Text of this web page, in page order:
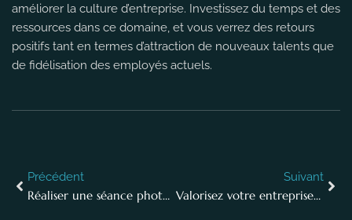
améliorer la culture d’entreprise. Investissez du temps et des
ressources dans ce domaine, et vous verrez des retours
positifs tant en termes d’attraction de nouveaux talents que
de fidélisation des employés actuels.
Précédent
Réaliser une séance photo d’employés en action : une manière innovante de valoriser votre entreprise
Suivant
Valorisez votre entreprise avec un portrait professionnel